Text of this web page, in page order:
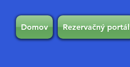
Domov Rezervačný portál